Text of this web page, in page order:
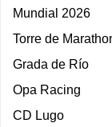
Mundial 2026
Torre de
Grada de Río
Opa Racing
CD Lugo